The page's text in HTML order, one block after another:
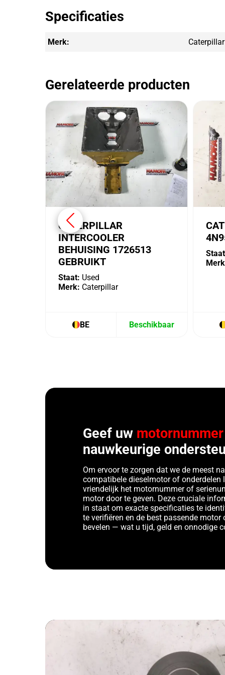
Specificaties
Merk: Caterpillar
Gerelateerde producten
CATERPILLAR
INTERCOOLER
BEHUISING 1726513
GEBRUIKT
Staat: Used
Merk: Caterpillar
BE Beschikbaar
Geef uw motornummer
nauwkeurige
Om ervoor te zorgen dat we de meest
compatibele dieselmotor of onderdelen
vriendelijk het motornummer of
motor door te geven. Deze cruciale
in staat om exacte specificaties te
te verifiëren en de best passende motor
bevelen — wat u tijd, geld en onnodige